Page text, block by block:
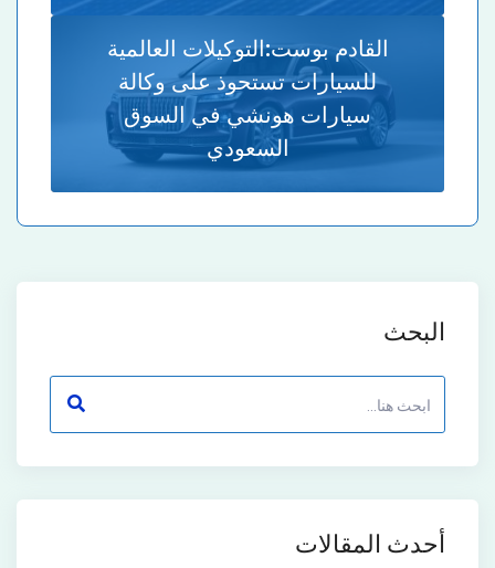
القادم بوست:التوكيلات العالمية
للسيارات تستحوذ على وكالة
سيارات هونشي في السوق
السعودي
البحث
أحدث المقالات